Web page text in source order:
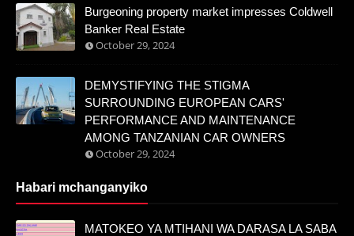
Burgeoning property market impresses Coldwell
Banker Real Estate
October 29, 2024
DEMYSTIFYING THE STIGMA
SURROUNDING EUROPEAN CARS'
PERFORMANCE AND MAINTENANCE
AMONG TANZANIAN CAR OWNERS
October 29, 2024
Habari mchanganyiko
MATOKEO YA MTIHANI WA DARASA LA SABA